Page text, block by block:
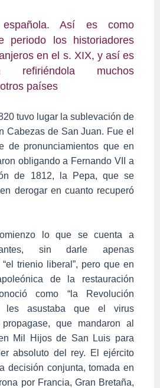
Así es como
periodo los historiadores
en el s. XIX, y así es
refiriéndola muchos
países
tuvo lugar la sublevación de
Cabezas de San Juan. Fue el
de pronunciamientos que en
obligando a Fernando VII a
de 1812, la Pepa, que se
derogar en cuanto recuperó
lo que se cuenta a
sin darle apenas
trienio liberal”, pero que en
de la restauración
como “la Revolución
les asustaba que el virus
que mandaron al
Mil Hijos de San Luis para
absoluto del rey. El ejército
decisión conjunta, tomada en
por Francia, Gran Bretaña,